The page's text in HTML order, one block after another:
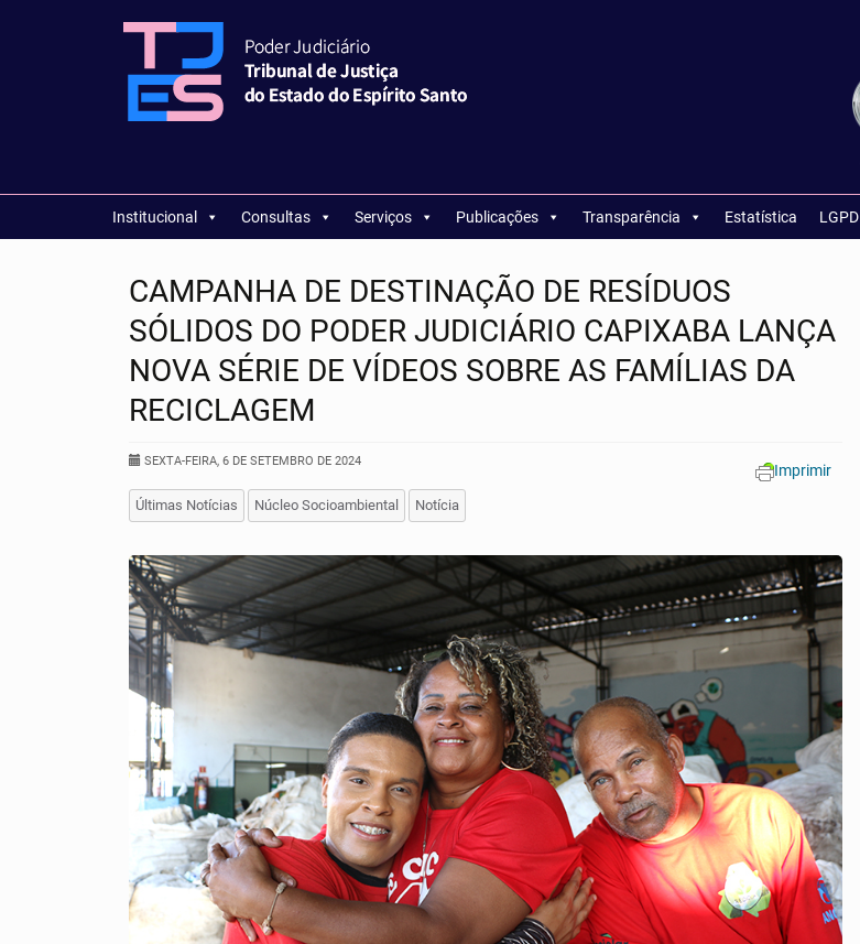
Institucional Consultas Serviços Publicações Transparência Estatística LGPD
CAMPANHA DE DESTINAÇÃO DE RESÍDUOS
SÓLIDOS DO PODER JUDICIÁRIO CAPIXABA LANÇA
NOVA SÉRIE DE VÍDEOS SOBRE AS FAMÍLIAS DA
RECICLAGEM
Imprimir
SEXTA-FEIRA, 6 DE SETEMBRO DE 2024
Últimas Notícias Núcleo Socioambiental Notícia